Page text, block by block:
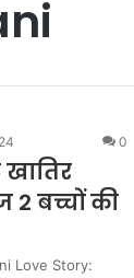
0
2 बच्चों की
Love Story: